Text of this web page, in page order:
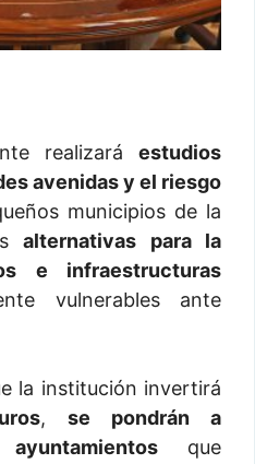
realizará estudios
avenidas y el riesgo
municipios de la
alternativas para la
e infraestructuras
vulnerables ante
la institución invertirá
, se pondrán a
que